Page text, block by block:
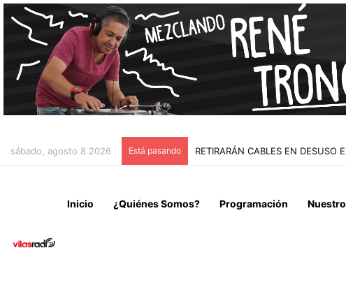
sábado, agosto 8 2026 Está pasando “NO VENIMOS A CELEBRAR LA
Inicio ¿Quiénes Somos? Programación